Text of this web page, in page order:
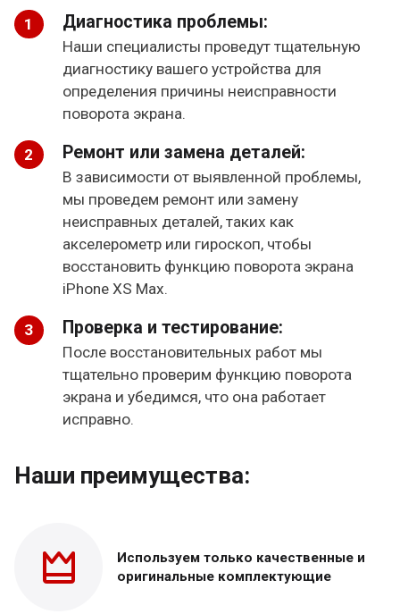
Диагностика проблемы:
Наши специалисты проведут тщательную
диагностику вашего устройства для
определения причины неисправности
поворота экрана.
Ремонт или замена деталей:
В зависимости от выявленной проблемы,
мы проведем ремонт или замену
неисправных деталей, таких как
акселерометр или гироскоп, чтобы
восстановить функцию поворота экрана
iPhone XS Max.
Проверка и тестирование:
После восстановительных работ мы
тщательно проверим функцию поворота
экрана и убедимся, что она работает
исправно.
Наши преимущества:
Используем только качественные и
оригинальные комплектующие